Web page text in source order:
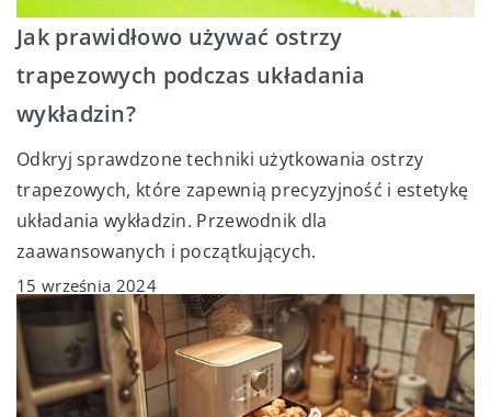
Jak prawidłowo używać ostrzy
trapezowych podczas układania
wykładzin?
Odkryj sprawdzone techniki użytkowania ostrzy
trapezowych, które zapewnią precyzyjność i estetykę
układania wykładzin. Przewodnik dla
zaawansowanych i początkujących.
15 września 2024